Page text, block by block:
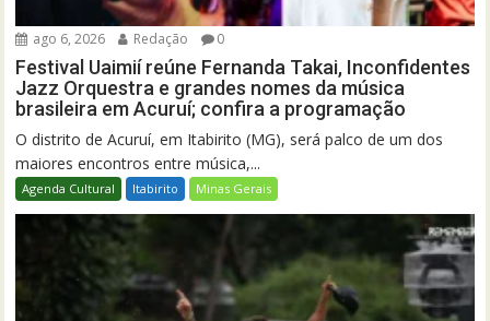
ago 6, 2026 Redação 0
Festival Uaimií reúne Fernanda Takai, Inconfidentes
Jazz Orquestra e grandes nomes da música
brasileira em Acuruí; confira a programação
O distrito de Acuruí, em Itabirito (MG), será palco de um dos
maiores encontros entre música,...
Agenda Cultural Itabirito Minas Gerais